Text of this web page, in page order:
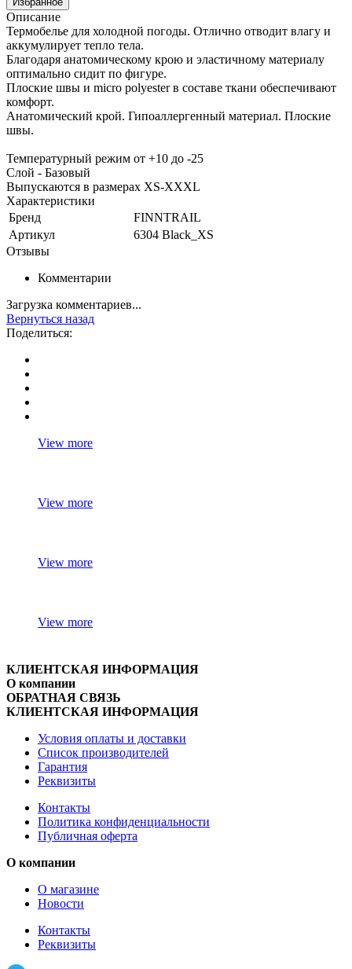
Описание
Термобелье для холодной погоды. Отлично отводит влагу и
аккумулирует тепло тела.
Благодаря анатомическому крою и эластичному материалу
оптимально сидит по фигуре.
Плоские швы и micro polyester в составе ткани обеспечивают
комфорт.
Анатомический крой. Гипоаллергенный материал. Плоские
швы.
Температурный режим от +10 до -25
Слой - Базовый
Выпускаются в размерах XS-XXXL
Характеристики
Бренд
FINNTRAIL
Артикул
6304 Black_XS
Отзывы
Комментарии
Загрузка комментариев...
Вернуться назад
Поделиться:
View more
View more
View more
View more
КЛИЕНТСКАЯ ИНФОРМАЦИЯ
О компании
ОБРАТНАЯ СВЯЗЬ
КЛИЕНТСКАЯ ИНФОРМАЦИЯ
Условия оплаты и доставки
Список производителей
Гарантия
Реквизиты
Контакты
Политика конфиденциальности
Публичная оферта
О компании
О магазине
Новости
Контакты
Реквизиты